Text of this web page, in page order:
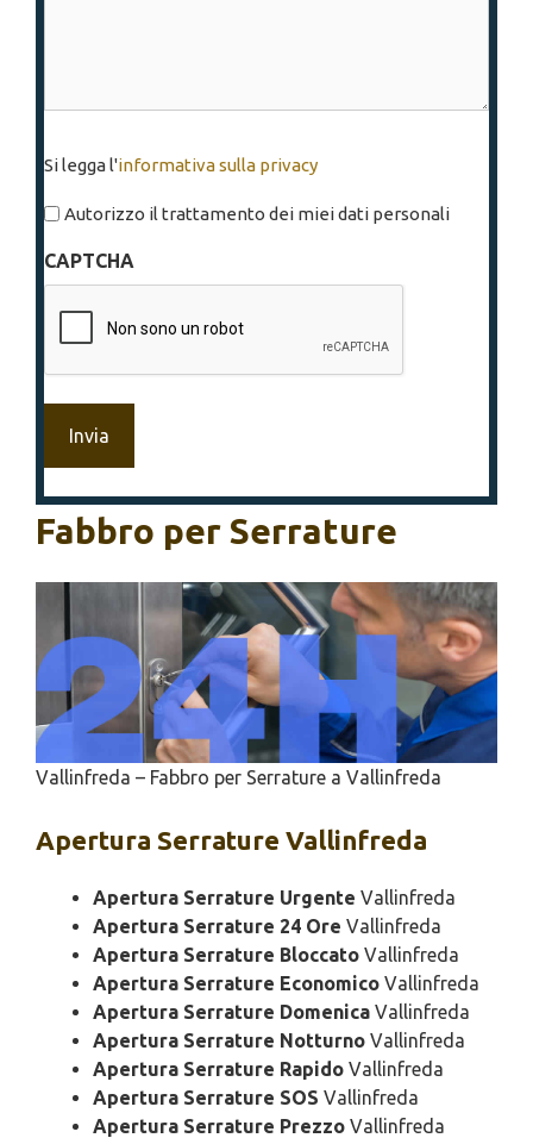
legga
l'informativa
privacy
Si legga l'informativa sulla privacy
Autorizzo il trattamento dei miei dati personali
CAPTCHA
Fabbro per Serrature
Vallinfreda – Fabbro per Serrature a Vallinfreda
Apertura Serrature Vallinfreda
Apertura Serrature Urgente Vallinfreda
Apertura Serrature 24 Ore Vallinfreda
Apertura Serrature Bloccato Vallinfreda
Apertura Serrature Economico Vallinfreda
Apertura Serrature Domenica Vallinfreda
Apertura Serrature Notturno Vallinfreda
Apertura Serrature Rapido Vallinfreda
Apertura Serrature SOS Vallinfreda
Apertura Serrature Prezzo Vallinfreda